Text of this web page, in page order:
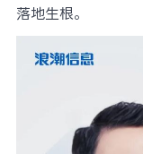
落地生根。